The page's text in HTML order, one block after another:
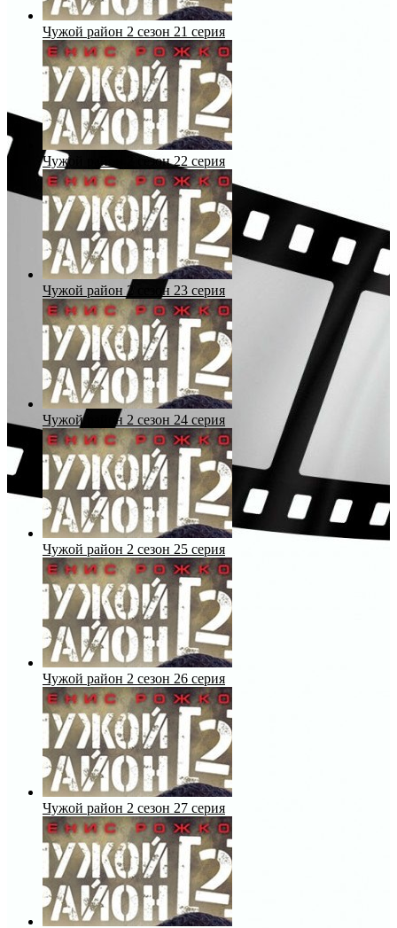
Чужой район 2 сезон 21 серия
Чужой район 2 сезон 22 серия
Чужой район 2 сезон 23 серия
Чужой район 2 сезон 24 серия
Чужой район 2 сезон 25 серия
Чужой район 2 сезон 26 серия
Чужой район 2 сезон 27 серия